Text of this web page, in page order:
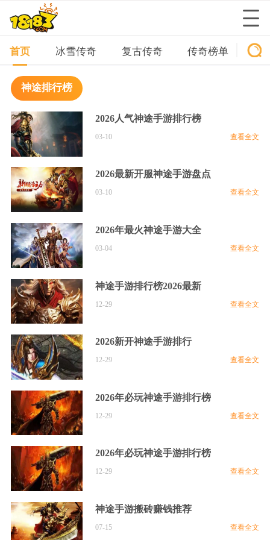
首页 冰雪传奇 复古传奇 传奇榜单 传
神途排行榜
​​2026人气神途手游排行榜
03-10 查看全文
2026最新开服神途手游盘点​​
03-10 查看全文
2026年最火神途手游大全
03-04 查看全文
神途手游排行榜2026最新
12-29 查看全文
2026新开神途手游排行
12-29 查看全文
2026年必玩神途手游排行榜
12-29 查看全文
2026年必玩神途手游排行榜
12-29 查看全文
​​神途手游搬砖赚钱推荐
07-15 查看全文